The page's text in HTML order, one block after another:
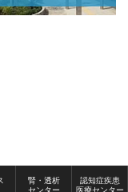
腎・透析
センター
認知症疾患
医療センター